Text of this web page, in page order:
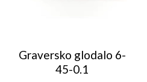
Graversko glodalo 6-
45-0.1